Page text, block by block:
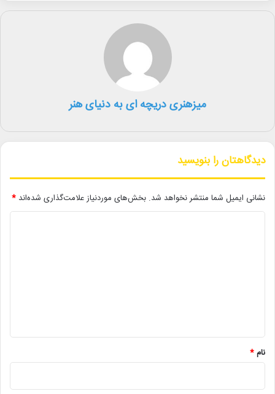
محمدجواد موحد به ثبت رسید.
فیلم «خانه شیشه‌ای» توسط دفتر پخش «نسیم صبا» در گروه آزاد و
«باغ کیانوش» توسط دفتر پخش «بهمن سبز» به سرگروهی پردیس
همچنین مقرر شد اکران فیلم‌های «قلب رقه»، «سفر پرماجرا» و «خانه
شود.
لینک خبر
کپی
• صبحانه خبر
• جلال آل‌احمد به قاب تلویزیون می‌آید
• کدام فیلم‌ها در گیشه سینماها صدرنشین شدند؟
میزهنری دریچه ای به دنیای هنر
دیدگاهتان را بنویسید
نشانی ایمیل شما منتشر نخواهد شد. بخش‌های موردنیاز علامت‌گذاری شده‌اند *
نام*